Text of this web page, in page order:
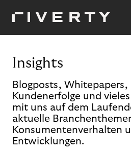
Insights
Blogposts, Whitepapers,
Kundenerfolge und
mit uns auf dem
aktuelle
Konsumentenverhalten
Entwicklungen.